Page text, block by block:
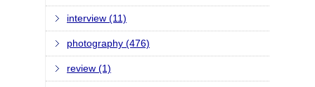
interview (11)
photography (476)
review (1)